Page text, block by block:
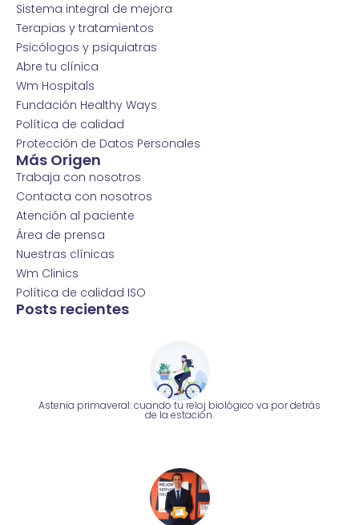
Sistema integral de mejora
Terapias y tratamientos
Psicólogos y psiquiatras
Abre tu clínica
Wm Hospitals
Fundación Healthy Ways
Política de calidad
Protección de Datos Personales
Más Origen
Trabaja con nosotros
Contacta con nosotros
Atención al paciente
Área de prensa
Nuestras clínicas
Wm Clinics
Política de calidad ISO
Posts recientes
Astenia primaveral: cuando tu reloj biológico va por detrás
de la estación.